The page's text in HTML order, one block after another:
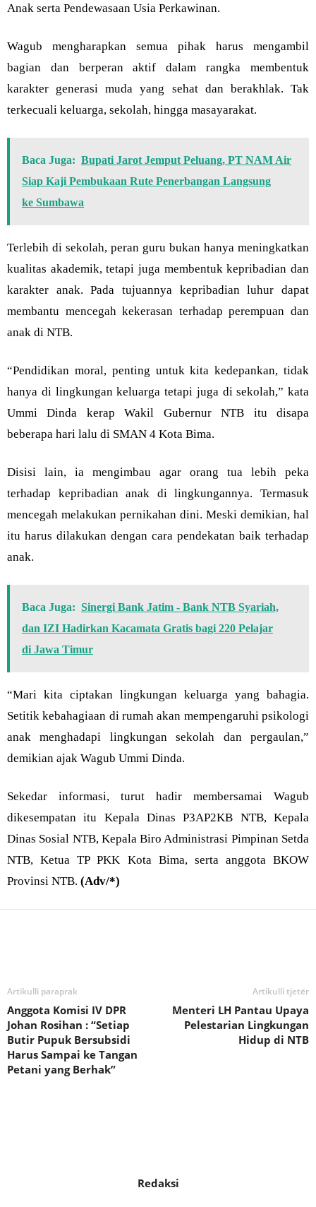
Anak serta Pendewasaan Usia Perkawinan.
Wagub mengharapkan semua pihak harus mengambil
bagian dan berperan aktif dalam rangka membentuk
karakter generasi muda yang sehat dan berakhlak. Tak
terkecuali keluarga, sekolah, hingga masayarakat.
Baca Juga: Bupati Jarot Jemput Peluang, PT NAM Air
Siap Kaji Pembukaan Rute Penerbangan Langsung
ke Sumbawa
Terlebih di sekolah, peran guru bukan hanya meningkatkan
kualitas akademik, tetapi juga membentuk kepribadian dan
karakter anak. Pada tujuannya kepribadian luhur dapat
membantu mencegah kekerasan terhadap perempuan dan
anak di NTB.
“Pendidikan moral, penting untuk kita kedepankan, tidak
hanya di lingkungan keluarga tetapi juga di sekolah,” kata
Ummi Dinda kerap Wakil Gubernur NTB itu disapa
beberapa hari lalu di SMAN 4 Kota Bima.
Disisi lain, ia mengimbau agar orang tua lebih peka
terhadap kepribadian anak di lingkungannya. Termasuk
mencegah melakukan pernikahan dini. Meski demikian, hal
itu harus dilakukan dengan cara pendekatan baik terhadap
anak.
Baca Juga: Sinergi Bank Jatim - Bank NTB Syariah,
dan IZI Hadirkan Kacamata Gratis bagi 220 Pelajar
di Jawa Timur
“Mari kita ciptakan lingkungan keluarga yang bahagia.
Setitik kebahagiaan di rumah akan mempengaruhi psikologi
anak menghadapi lingkungan sekolah dan pergaulan,”
demikian ajak Wagub Ummi Dinda.
Sekedar informasi, turut hadir membersamai Wagub
dikesempatan itu Kepala Dinas P3AP2KB NTB, Kepala
Dinas Sosial NTB, Kepala Biro Administrasi Pimpinan Setda
NTB, Ketua TP PKK Kota Bima, serta anggota BKOW
Provinsi NTB. (Adv/*)
Artikulli paraprak
Anggota Komisi IV DPR
Johan Rosihan : “Setiap
Butir Pupuk Bersubsidi
Harus Sampai ke Tangan
Petani yang Berhak”
Artikulli tjetër
Menteri LH Pantau Upaya
Pelestarian Lingkungan
Hidup di NTB
Redaksi